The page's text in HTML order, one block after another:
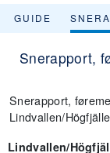
GUIDE
Snerapport,
Snerapport,
Lindvallen/
Lindvallen/